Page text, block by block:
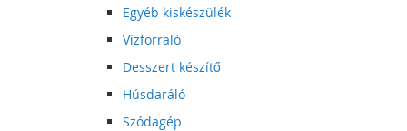
Egyéb kiskészülék
Vízforraló
Desszert készítő
Húsdaráló
Szódagép